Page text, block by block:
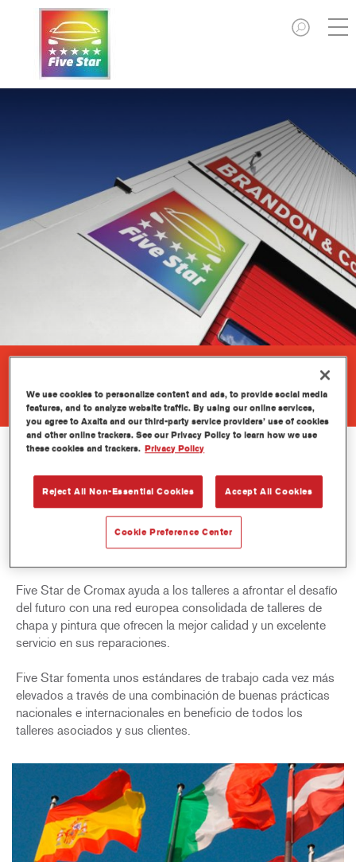
RED FIVE STAR
Five Star de Cromax ayuda a los talleres a afrontar el desafío
del futuro con una red europea consolidada de talleres de
chapa y pintura que ofrecen la mejor calidad y un excelente
servicio en sus reparaciones.
Five Star fomenta unos estándares de trabajo cada vez más
elevados a través de una combinación de buenas prácticas
nacionales e internacionales en beneficio de todos los
talleres asociados y sus clientes.
We use cookies to personalize content and ads, to provide social media
features, and to analyze website traffic. By using our online services,
you agree to Axalta and our third-party service providers’ use of cookies
and other online trackers. See our Privacy Policy to learn how we use
these cookies and trackers. Privacy Policy
Reject All Non-Essential Cookies Accept All Cookies
Cookie Preference Center